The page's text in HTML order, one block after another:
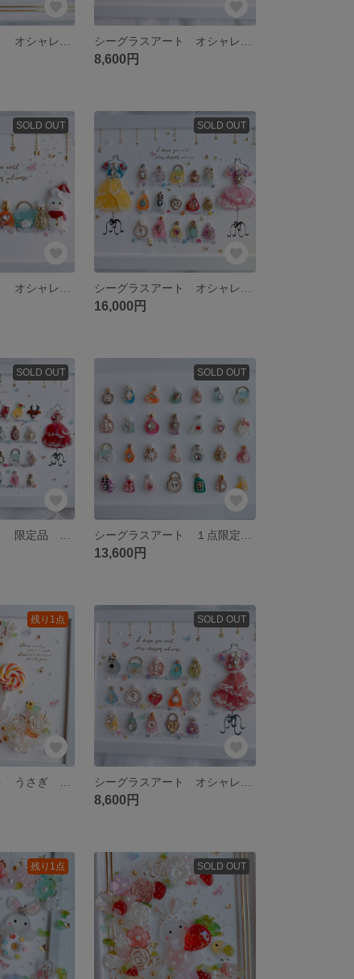
8,600円
SOLD OUT SOLD OUT
16,000円
SOLD OUT SOLD OUT
13,600円
残り1点 SOLD OUT
8,600円
残り1点 SOLD OUT